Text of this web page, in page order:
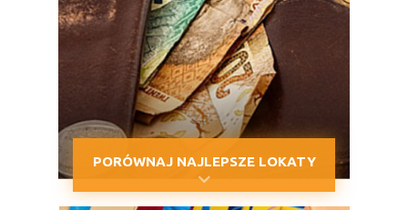
PORÓWNAJ NAJLEPSZE LOKATY